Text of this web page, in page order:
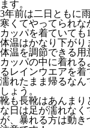
ます。
3年前は二日ともに
寒くてやってられな
カッパを着ていても
体温はかなり下がり
体温を調節できる用
カッパの中に着れ
るレインウエアを着
濡れたまま帰るなん
しょう。
靴も長靴はあんまり
な日は足が濡れなく
が、暴れる方は動